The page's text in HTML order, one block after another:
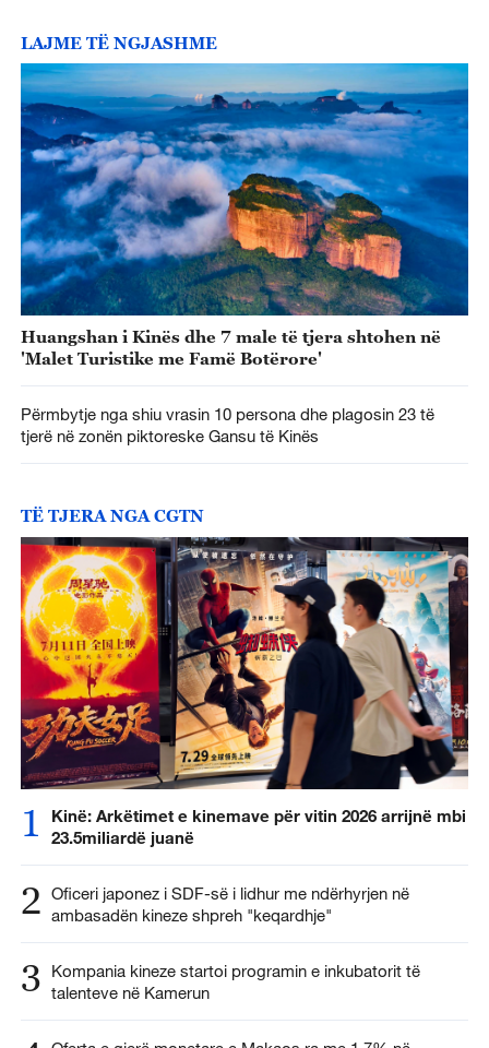
LAJME TË NGJASHME
Huangshan i Kinës dhe 7 male të tjera shtohen në
'Malet Turistike me Famë Botërore'
Përmbytje nga shiu vrasin 10 persona dhe plagosin 23 të
tjerë në zonën piktoreske Gansu të Kinës
TË TJERA NGA CGTN
1
Kinë: Arkëtimet e kinemave për vitin 2026 arrijnë mbi
23.5miliardë juanë
2 Oficeri japonez i SDF-së i lidhur me ndërhyrjen në
ambasadën kineze shpreh "keqardhje"
3
Kompania kineze startoi programin e inkubatorit të
talenteve në Kamerun